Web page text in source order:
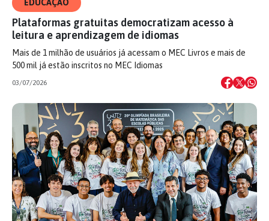
EDUCAÇÃO
Plataformas gratuitas democratizam acesso à
leitura e aprendizagem de idiomas
Mais de 1 milhão de usuários já acessam o MEC Livros e mais de
500 mil já estão inscritos no MEC Idiomas
03/07/2026